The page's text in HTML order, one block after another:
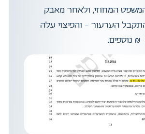
המחוזי, ולאחר מאבק
הערעור – והפיצוי עלה